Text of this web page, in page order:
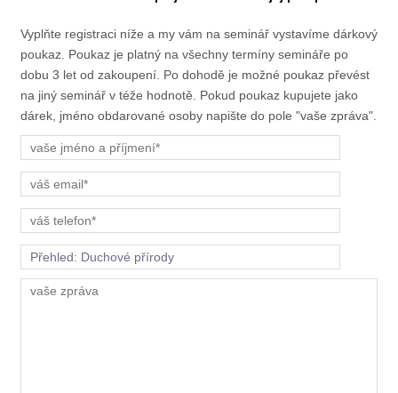
Vyplňte registraci níže a my vám na seminář vystavíme dárkový
poukaz. Poukaz je platný na všechny termíny semináře po
dobu 3 let od zakoupení. Po dohodě je možné poukaz převést
na jiný seminář v téže hodnotě. Pokud poukaz kupujete jako
dárek, jméno obdarované osoby napište do pole "vaše zpráva".